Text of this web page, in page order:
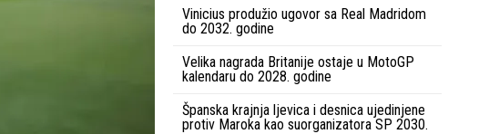
Vinicius produžio ugovor sa Real Madridom
do 2032. godine
Velika nagrada Britanije ostaje u MotoGP
kalendaru do 2028. godine
Španska krajnja ljevica i desnica ujedinjene
protiv Maroka kao suorganizatora SP 2030.